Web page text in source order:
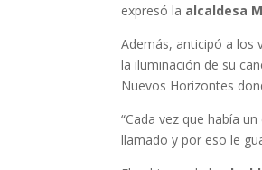
expresó la alcaldesa
Además, anticipó a los
la iluminación de su
Nuevos Horizontes
“Cada vez que había
llamado y por eso le